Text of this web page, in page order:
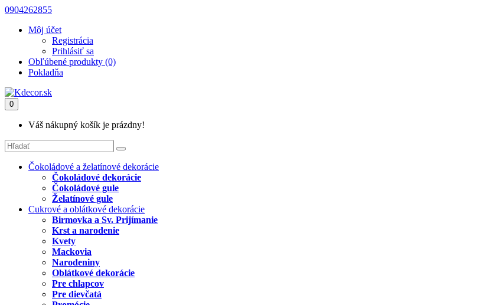
0904262855
Môj účet
Registrácia
Prihlásiť sa
Obľúbené produkty (0)
Pokladňa
0
Váš nákupný košík je prázdny!
Čokoládové a želatínové dekorácie
Čokoládové dekorácie
Čokoládové gule
Želatínové gule
Cukrové a oblátkové dekorácie
Birmovka a Sv. Prijímanie
Krst a narodenie
Kvety
Mackovia
Narodeniny
Oblátkové dekorácie
Pre chlapcov
Pre dievčatá